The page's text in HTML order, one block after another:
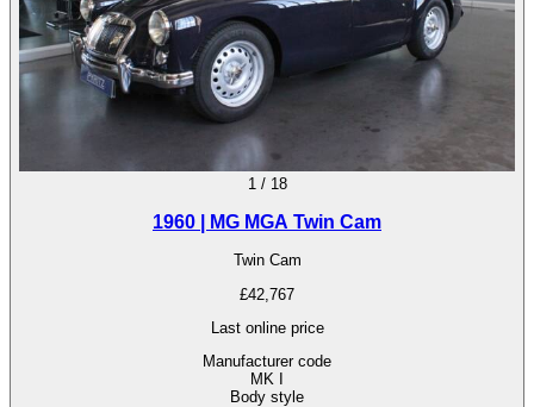
1/ 18
1960 | MG MGA Twin Cam
Twin Cam
£42,767
Last online price
Manufacturer code
MK I
Body style